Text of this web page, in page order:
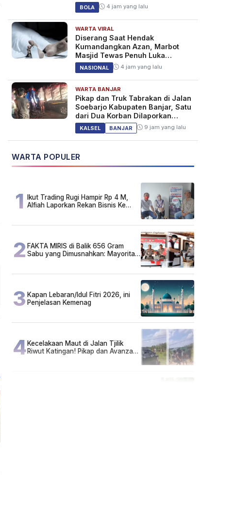
BOLA 4 jam yang lalu
WARTA VIRAL
Diserang Saat Hendak
Kumandangkan Azan, Marbot
Masjid Tewas Penuh Luka
Sabetan Samurai
NASIONAL 4 jam yang lalu
WARTA BANJAR
Pikap dan Truk Tabrakan di Jalan
Soebarjo Kabupaten Banjar, Satu
dari Dua Korban Dilaporkan
Tewas
KALSEL BANJAR 9 jam yang lalu
WARTA POPULER
1 Ikut Trading Rugi Hampir Rp 4 M,
Alfiah Laporkan Rekan Bisnis Ke
2 FAKTA MIRIS di Balik 656 Gram
Sabu yang Dimusnahkan: Mayoritas
3 Kapan Lebaran/Idul Fitri 2026, ini
Penjelasan Kemenag
4Kecelakaan Maut di Jalan Tjilik
Riwut Katingan! Pikap dan Avanza